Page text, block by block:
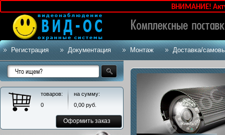
Регистрация Документация Монтаж Доставка/
ВНИМАНИЕ!
товаров:
0
на сумму:
0,00 руб.
Оформить заказ